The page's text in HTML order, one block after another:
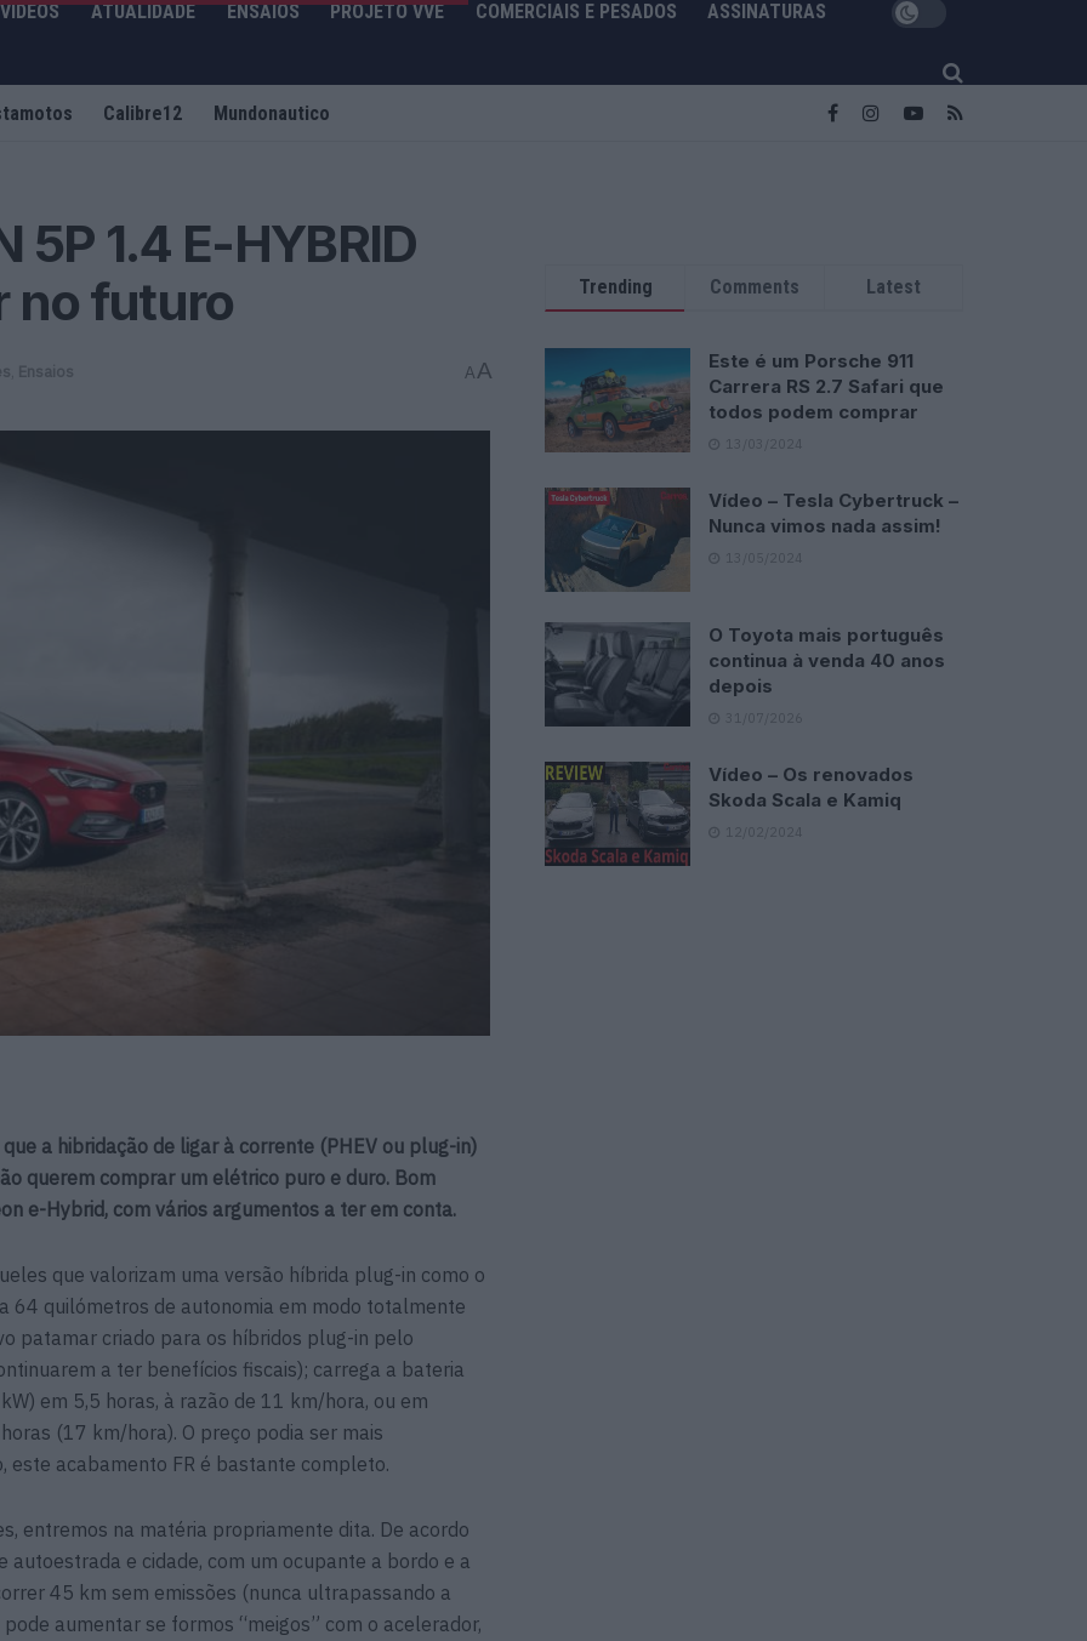
VIDEOS ATUALIDADE ENSAIOS PROJETO VVE COMERCIAIS E PESADOS ASSINATURAS
Calibre12 Mundonautico
5P 1.4 E-HYBRID
no futuro
Ensaios AA
a hibridação de ligar à corrente (PHEV ou plug-in)
querem comprar um elétrico puro e duro. Bom
e-Hybrid, com vários argumentos a ter em conta.
que valorizam uma versão híbrida plug-in como o
64 quilómetros de autonomia em modo totalmente
patamar criado para os híbridos plug-in pelo
a ter benefícios fiscais); carrega a bateria
em 5,5 horas, à razão de 11 km/hora, ou em
(17 km/hora). O preço podia ser mais
este acabamento FR é bastante completo.
entremos na matéria propriamente dita. De acordo
e cidade, com um ocupante a bordo e a
45 km sem emissões (nunca ultrapassando a
aumentar se formos “meigos” com o acelerador,
Trending Comments Latest
Este é um Porsche 911
Carrera RS 2.7 Safari que
todos podem comprar
13/03/2024
Vídeo – Tesla Cybertruck –
Nunca vimos nada assim!
13/05/2024
O Toyota mais português
continua à venda 40 anos
depois
31/07/2026
Vídeo – Os renovados
Skoda Scala e Kamiq
12/02/2024